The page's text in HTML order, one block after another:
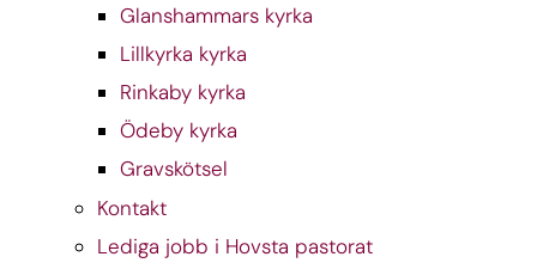
Glanshammars kyrka
Lillkyrka kyrka
Rinkaby kyrka
Ödeby kyrka
Gravskötsel
Kontakt
Lediga jobb i Hovsta pastorat